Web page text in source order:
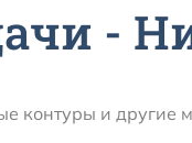
-
контуры и другие